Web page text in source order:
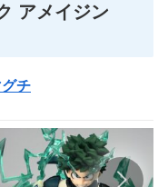
アメイジン
チ